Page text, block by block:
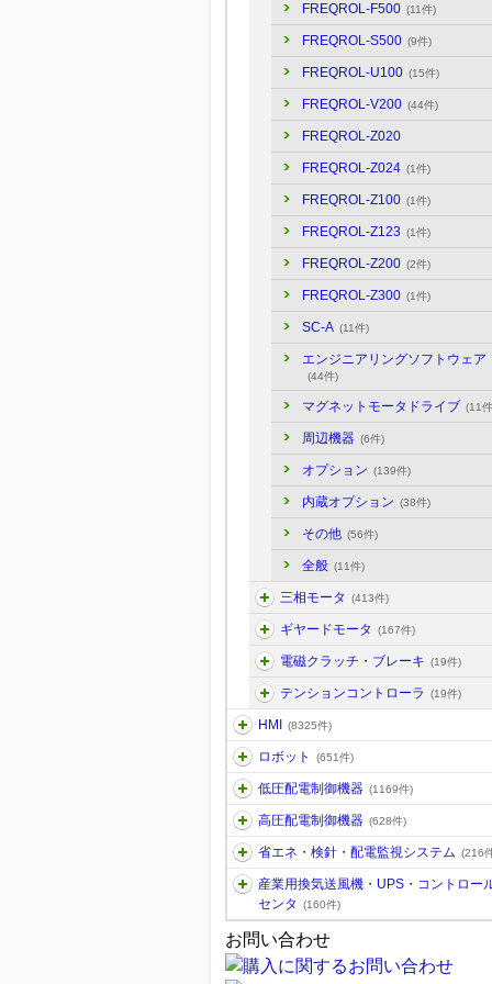
FREQROL-F500 (11件)
FREQROL-S500 (9件)
FREQROL-U100 (15件)
FREQROL-V200 (44件)
FREQROL-Z020
FREQROL-Z024 (1件)
FREQROL-Z100 (1件)
FREQROL-Z123 (1件)
FREQROL-Z200 (2件)
FREQROL-Z300 (1件)
SC-A (11件)
エンジニアリングソフトウェア
(44件)
マグネットモータドライブ (11
周辺機器 (6件)
オプション (139件)
内蔵オプション (38件)
その他 (56件)
全般 (11件)
三相モータ (413件)
ギヤードモータ (167件)
電磁クラッチ・ブレーキ (19件)
テンションコントローラ (19件)
HMI (8325件)
ロボット (651件)
低圧配電制御機器 (1169件)
高圧配電制御機器 (628件)
省エネ・検針・配電監視システム (216
産業用換気送風機・UPS・コントロー
センタ
(160件)
お問い合わせ